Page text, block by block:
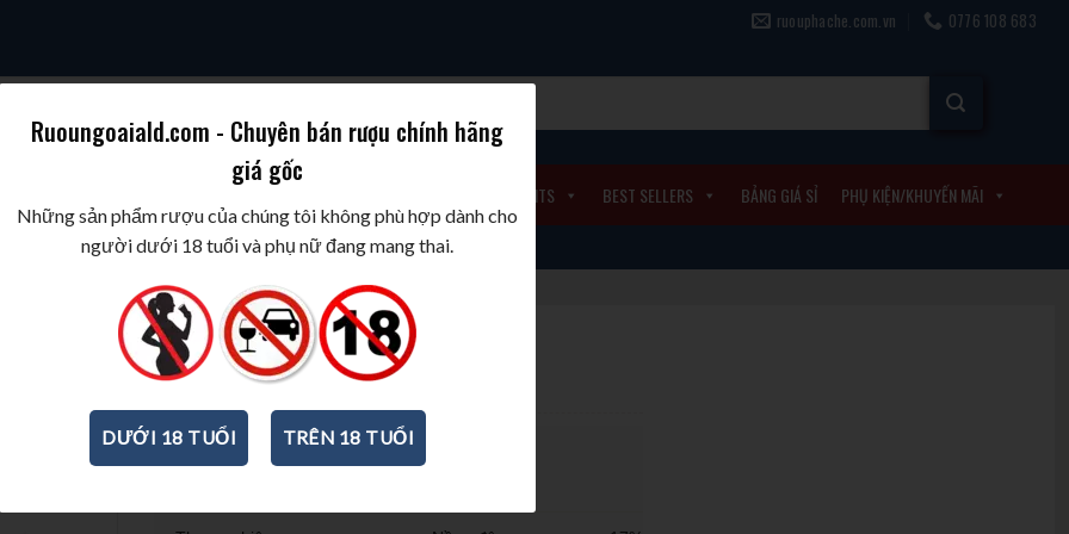
ruouphache.com.vn 0776 108 683
BEST WINES & SPIRITS BEST SELLERS BẢNG GIÁ SỈ PHỤ KIỆN/KHUYẾN MÃI
Rượu vang Tolucci 17
750ml 17%
Ruoungoaiald.com - Chuyên bán rượu chính hãng
giá gốc
Những sản phẩm rượu của chúng tôi không phù hợp dành cho
người dưới 18 tuổi và phụ nữ đang mang thai.
DƯỚI 18 TUỔI TRÊN 18 TUỔI